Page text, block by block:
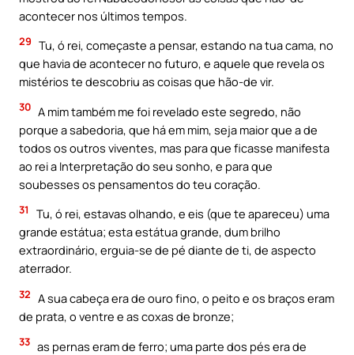
acontecer nos últimos tempos.
29 Tu, ó rei, começaste a pensar, estando na tua cama, no
que havia de acontecer no futuro, e aquele que revela os
mistérios te descobriu as coisas que hão-de vir.
30 A mim também me foi revelado este segredo, não
porque a sabedoria, que há em mim, seja maior que a de
todos os outros viventes, mas para que ficasse manifesta
ao rei a Interpretação do seu sonho, e para que
soubesses os pensamentos do teu coração.
31
Tu, ó rei, estavas olhando, e eis (que te apareceu) uma
grande estátua; esta estátua grande, dum brilho
extraordinário, erguia-se de pé diante de ti, de aspecto
aterrador.
32 A sua cabeça era de ouro fino, o peito e os braços eram
de prata, o ventre e as coxas de bronze;
33 as pernas eram de ferro; uma parte dos pés era de